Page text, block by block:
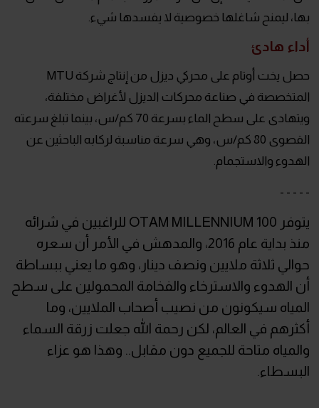
بها، ليمنح شاغلها خصوصية لا يفسدها شيء.
أداء هادئ
حصل يخت أوتام على محركي ديزل من إنتاج شركة MTU
المتخصصة في صناعة محركات الديزل لأغراض مختلفة،
ويتهادى على سطح الماء بسرعة 70 كم/س، بينما تبلغ سرعته
القصوى 80 كم/س، وهي سرعة مناسبة لركابه الباحثين عن
الهدوء والاستجمام.
- - - - -
يتوفر OTAM MILLENNIUM 100 للراغبين في شرائه
منذ بداية عام 2016، والمدهش في الأمر أن سعره
حوالي ثلاثة ملايين ونصف دينار، وهو ما يعني ببساطة
أن الهدوء والاسترخاء والفخامة المحمولين على سطح
المياه سيكونون من نصيب أصحاب الملايين، وما
أكثرهم في العالم، لكن رحمة الله جعلت زرقة السماء
والمياه متاحة للجميع دون مقابل.. وهذا هو عزاء
البسطاء.